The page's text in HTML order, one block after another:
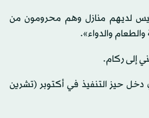
لديهم منازل وهم محرومون من
والدواء».
إلى ركام.
دخل حيز التنفيذ في أكتوبر (تشرين